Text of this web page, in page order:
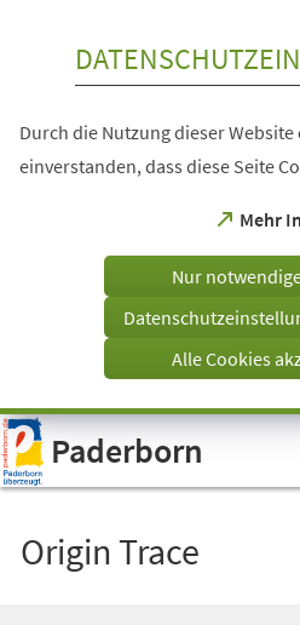
Visuelle
Assistenzsoftware
öffnen.
Durch die Nutzung dieser
einverstanden, dass diese Seite
Mehr
(Öffnet
einem
Tab)
Nur
Alle Cookies
Paderborn
Origin Trace